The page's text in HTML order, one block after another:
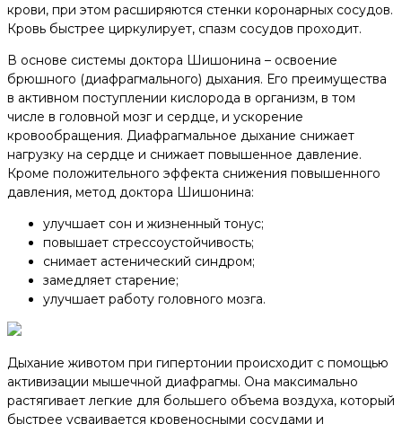
крови, при этом расширяются стенки коронарных сосудов.
Кровь быстрее циркулирует, спазм сосудов проходит.
В основе системы доктора Шишонина – освоение
брюшного (диафрагмального) дыхания. Его преимущества
в активном поступлении кислорода в организм, в том
числе в головной мозг и сердце, и ускорение
кровообращения. Диафрагмальное дыхание снижает
нагрузку на сердце и снижает повышенное давление.
Кроме положительного эффекта снижения повышенного
давления, метод доктора Шишонина:
улучшает сон и жизненный тонус;
повышает стрессоустойчивость;
снимает астенический синдром;
замедляет старение;
улучшает работу головного мозга.
Дыхание животом при гипертонии происходит с помощью
активизации мышечной диафрагмы. Она максимально
растягивает легкие для большего объема воздуха, который
быстрее усваивается кровеносными сосудами и